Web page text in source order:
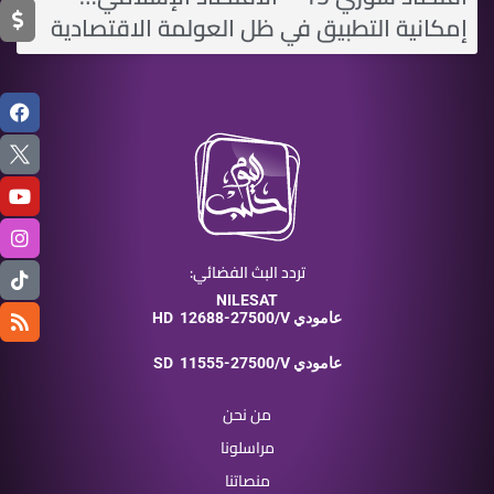
إمكانية التطبيق في ظل العولمة الاقتصادية
تردد البث الفضائي:
NILESAT
HD
12688-27500/V عامودي
SD 11555-27500/V عامودي
من نحن
مراسلونا
منصاتنا